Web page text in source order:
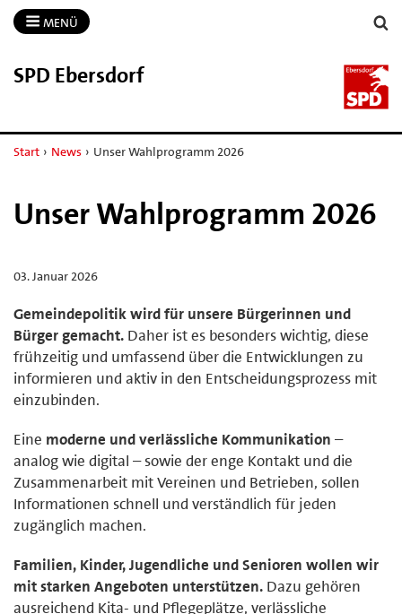
MENÜ
SPD Ebersdorf
Start › News › Unser Wahlprogramm 2026
Unser Wahlprogramm 2026
03. Januar 2026
Gemeindepolitik wird für unsere Bürgerinnen und
Bürger gemacht. Daher ist es besonders wichtig, diese
frühzeitig und umfassend über die Entwicklungen zu
informieren und aktiv in den Entscheidungsprozess mit
einzubinden.
Eine moderne und verlässliche Kommunikation –
analog wie digital – sowie der enge Kontakt und die
Zusammenarbeit mit Vereinen und Betrieben, sollen
Informationen schnell und verständlich für jeden
zugänglich machen.
Familien, Kinder, Jugendliche und Senioren wollen wir
mit starken Angeboten unterstützen. Dazu gehören
ausreichend Kita- und Pflegeplätze, verlässliche